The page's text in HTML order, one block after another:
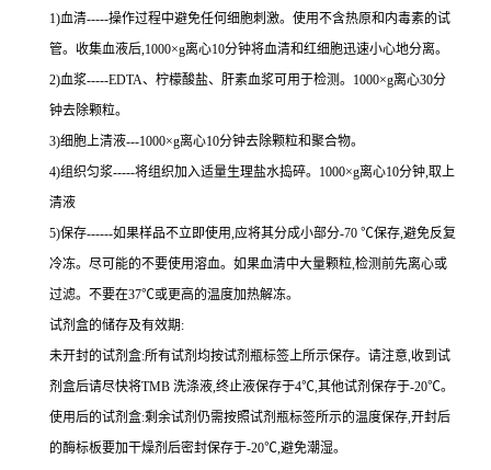
1)血清-----操作过程中避免任何细胞刺激。使用不含热原和内毒素的试
管。收集血液后,1000×g离心10分钟将血清和红细胞迅速小心地分离。
2)血浆-----EDTA、柠檬酸盐、肝素血浆可用于检测。 1000×g离心30分
钟去除颗粒。
3)细胞上清液---1000×g离心10分钟去除颗粒和聚合物。
4)组织匀浆-----将组织加入适量生理盐水捣碎。 1000×g离心10分钟,取上
清液
5)保存------如果样品不立即使用,应将其分成小部分-70 ℃保存,避免反复
冷冻。尽可能的不要使用溶血。如果血清中大量颗粒,检测前先离心或
过滤。不要在37℃或更高的温度加热解冻。
试剂盒的储存及有效期:
未开封的试剂盒:所有试剂均按试剂瓶标签上所示保存。请注意,收到试
剂盒后请尽快将TMB 洗涤液,终止液保存于4℃,其他试剂保存于-20℃。
使用后的试剂盒:剩余试剂仍需按照试剂瓶标签所示的温度保存,开封后
的酶标板要加干燥剂后密封保存于-20℃,避免潮湿。